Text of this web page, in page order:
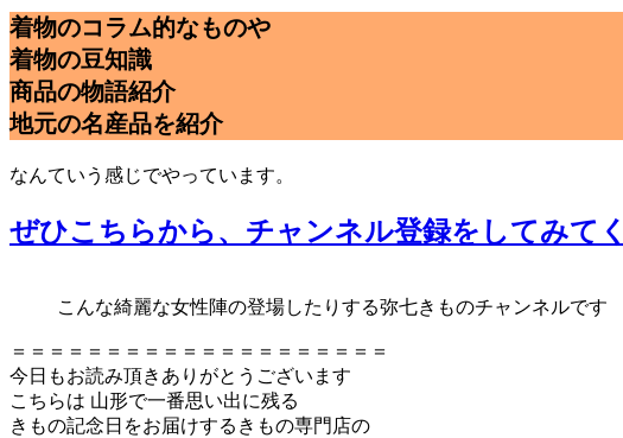
着物のコラム的なものや
着物の豆知識
商品の物語紹介
地元の名産品を紹介
なんていう感じでやっています。
ぜひこちらから、チャンネル登録をしてみて
こんな綺麗な女性陣の登場したりする弥七きものチャンネルです
＝＝＝＝＝＝＝＝＝＝＝＝＝＝＝＝＝＝＝＝
今日もお読み頂きありがとうございます
こちらは 山形で一番思い出に残る
きもの記念日をお届けするきもの専門店の